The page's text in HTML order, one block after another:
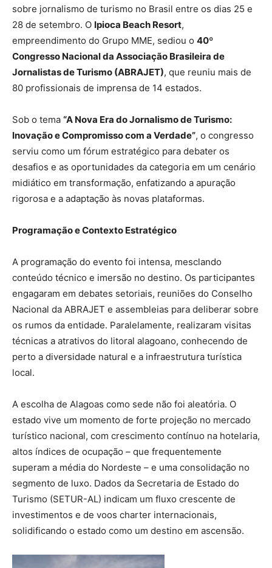
sobre jornalismo de turismo no Brasil entre os dias 25 e
28 de setembro. O Ipioca Beach Resort,
empreendimento do Grupo MME, sediou o 40º
Congresso Nacional da Associação Brasileira de
Jornalistas de Turismo (ABRAJET), que reuniu mais de
80 profissionais de imprensa de 14 estados.
Sob o tema “A Nova Era do Jornalismo de Turismo:
Inovação e Compromisso com a Verdade”, o congresso
serviu como um fórum estratégico para debater os
desafios e as oportunidades da categoria em um cenário
midiático em transformação, enfatizando a apuração
rigorosa e a adaptação às novas plataformas.
Programação e Contexto Estratégico
A programação do evento foi intensa, mesclando
conteúdo técnico e imersão no destino. Os participantes
engagaram em debates setoriais, reuniões do Conselho
Nacional da ABRAJET e assembleias para deliberar sobre
os rumos da entidade. Paralelamente, realizaram visitas
técnicas a atrativos do litoral alagoano, conhecendo de
perto a diversidade natural e a infraestrutura turística
local.
A escolha de Alagoas como sede não foi aleatória. O
estado vive um momento de forte projeção no mercado
turístico nacional, com crescimento contínuo na hotelaria,
altos índices de ocupação – que frequentemente
superam a média do Nordeste – e uma consolidação no
segmento de luxo. Dados da Secretaria de Estado do
Turismo (SETUR-AL) indicam um fluxo crescente de
investimentos e de voos charter internacionais,
solidificando o estado como um destino em ascensão.